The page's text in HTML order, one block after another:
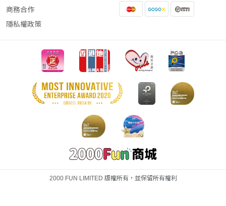
商務合作
隱私權政策
2000 FUN LIMITED 版權所有，並保留所有權利